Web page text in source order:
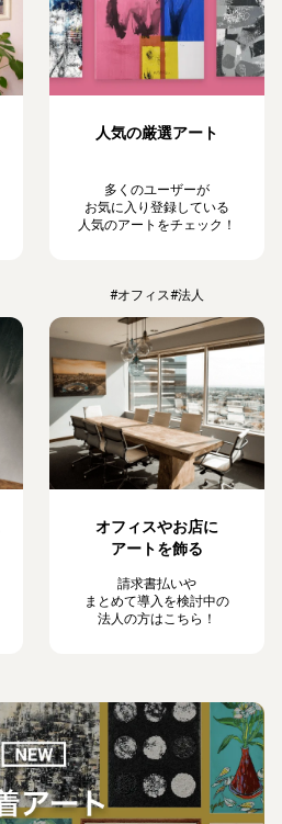
人気の厳選アート
多くのユーザーが
お気に入り登録している
人気のアートをチェック！
#オフィス#法人
オフィスやお店に
アートを飾る
請求書払いや
まとめて導入を検討中の
法人の方はこちら！